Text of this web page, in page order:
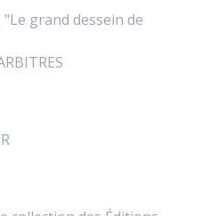
"Le grand dessein de